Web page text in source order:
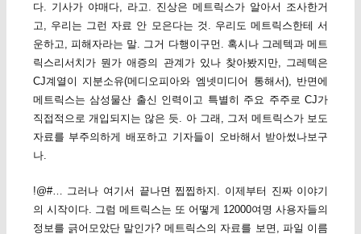
다. 기사가 야매다, 라고. 진상은 메트릭스가 알아서 조사한거
고, 우리는 그런 자료 안 모은다는 것. 우리도 메트릭스한테 서
운하고, 피해자라는 말. 그거 다행이구먼. 혹시나 그레텍과 메트
릭스리서치가 뭔가 애증의 관계가 있나 찾아봤지만, 그레텍은
CJ계열이 지분소유(메디오피아와 엠넷미디어 통해서), 반면에
메트릭스는 삼성물산 출신 인력이고 특별히 주요 주주로 CJ가
직접적으로 개입되지는 않은 듯. 아 그래, 그저 메트릭스가 보도
자료를 부주의하게 배포하고 기자들이 오바해서 받아썼나보구
나.
!@#… 그러나 여기서 끝나면 찝찝하지. 이제부터 진짜 이야기
의 시작이다. 그럼 메트릭스는 또 어떻게 12000여명 사용자들의
정보를 긁어모았단 말인가? 메트릭스의 자료를 보면, 파일 이름